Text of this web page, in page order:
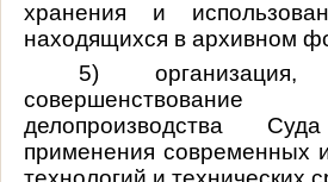
хранения и
находящихся в архивном
5)
делопроизводства
применения современных